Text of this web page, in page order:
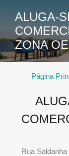
ALUGA-
ZONA
Página
Rua